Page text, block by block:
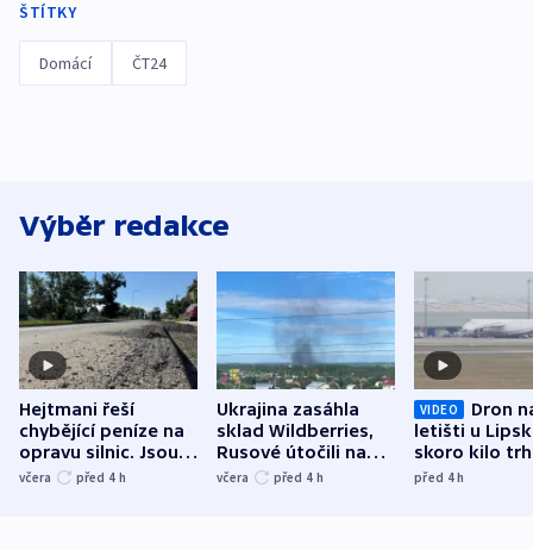
ŠTÍTKY
Domácí ČT24
Výběr redakce
Hejtmani řeší
chybějící peníze na
opravu silnic. Jsou
nenárokové, namítá
včera před 4 h
Ukrajina zasáhla
sklad Wildberries,
Rusové útočili na
trh, hasiče či
včera před 4 h
VIDEO
Dron
letišti u
skoro kilo
indicie
před 4h